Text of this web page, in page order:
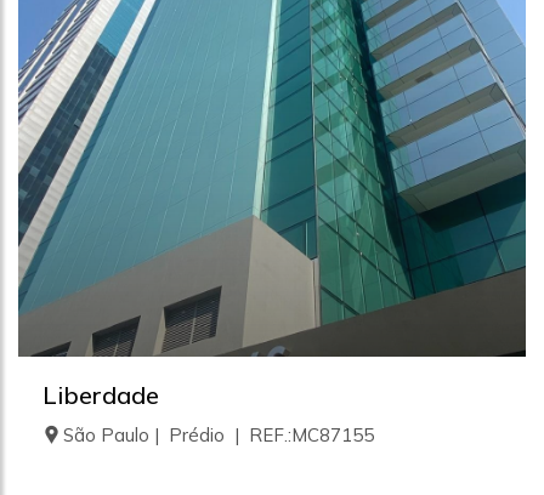
Liberdade
São Paulo | Prédio | REF.:MC87155